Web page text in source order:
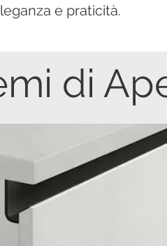
e praticità.
di